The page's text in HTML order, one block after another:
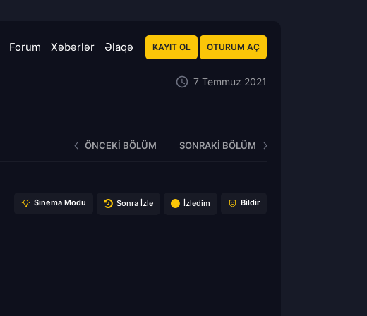
Forum Xəbərlər Əlaqə KAYIT OL OTURUM AÇ
7 Temmuz 2021
ÖNCEKI BÖLÜM SONRAKI BÖLÜM
Sinema Modu Sonra İzle İzledim Bildir